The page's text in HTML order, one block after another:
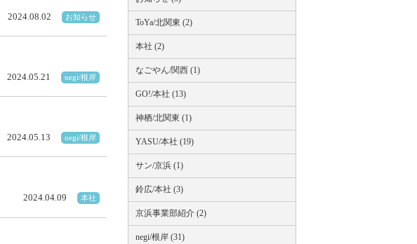
2024.08.02 お知らせ
2024.05.21 negi/根岸
2024.05.13 negi/根岸
2024.04.09 本社
ToYa/北関東 (2)
本社 (2)
なごやん/関西 (1)
GO!/本社 (13)
神栖/北関東 (1)
YASU/本社 (19)
サン/京浜 (1)
鈴広/本社 (3)
京浜事業部紹介 (2)
negi/根岸 (31)